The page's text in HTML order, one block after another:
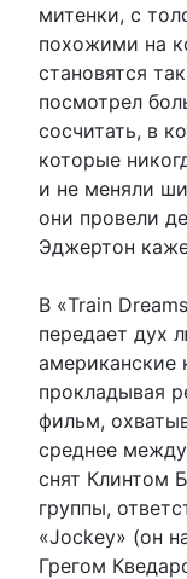
митенки, с
похожими на
становятся
посмотрел
сосчитать, в
которые
и не меняли
они провели
Эджертон
В «Train
передает дух
американские
прокладывая
фильм,
среднее
снят Клинтом
группы,
«Jockey» (он
Грегом